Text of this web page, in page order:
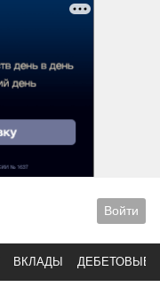
Войти
ВКЛАДЫ ДЕБЕТОВЫЕ